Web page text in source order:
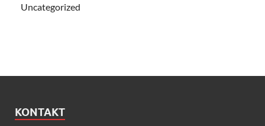
Uncategorized
KONTAKT